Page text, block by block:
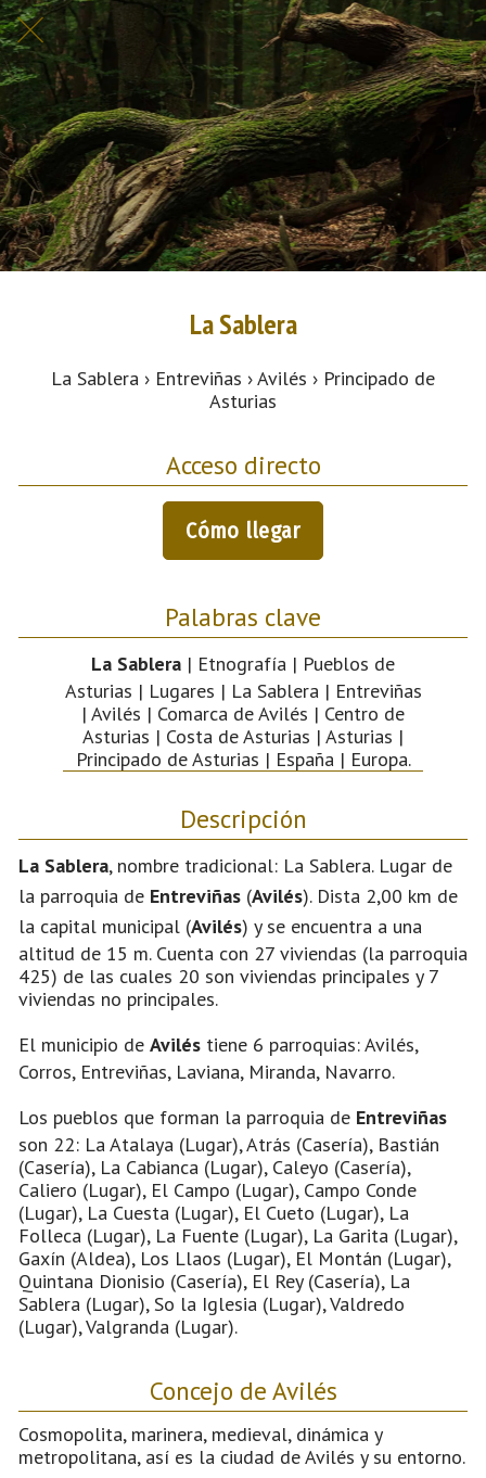
La Sablera
La Sablera › Entreviñas › Avilés › Principado de
Asturias
Acceso directo
Cómo llegar
Palabras clave
La Sablera | Etnografía | Pueblos de
Asturias | Lugares | La Sablera | Entreviñas
| Avilés | Comarca de Avilés | Centro de
Asturias | Costa de Asturias | Asturias |
Principado de Asturias | España | Europa.
Descripción
La Sablera, nombre tradicional: La Sablera. Lugar de
la parroquia de Entreviñas (Avilés). Dista 2,00 km de
la capital municipal (Avilés) y se encuentra a una
altitud de 15 m. Cuenta con 27 viviendas (la parroquia
425) de las cuales 20 son viviendas principales y 7
viviendas no principales.
El municipio de Avilés tiene 6 parroquias: Avilés,
Corros, Entreviñas, Laviana, Miranda, Navarro.
Los pueblos que forman la parroquia de Entreviñas
son 22: La Atalaya (Lugar), Atrás (Casería), Bastián
(Casería), La Cabianca (Lugar), Caleyo (Casería),
Caliero (Lugar), El Campo (Lugar), Campo Conde
(Lugar), La Cuesta (Lugar), El Cueto (Lugar), La
Folleca (Lugar), La Fuente (Lugar), La Garita (Lugar),
Gaxín (Aldea), Los Llaos (Lugar), El Montán (Lugar),
Quintana Dionisio (Casería), El Rey (Casería), La
Sablera (Lugar), So la Iglesia (Lugar), Valdredo
(Lugar), Valgranda (Lugar).
Concejo de Avilés
Cosmopolita, marinera, medieval, dinámica y
metropolitana, así es la ciudad de Avilés y su entorno.